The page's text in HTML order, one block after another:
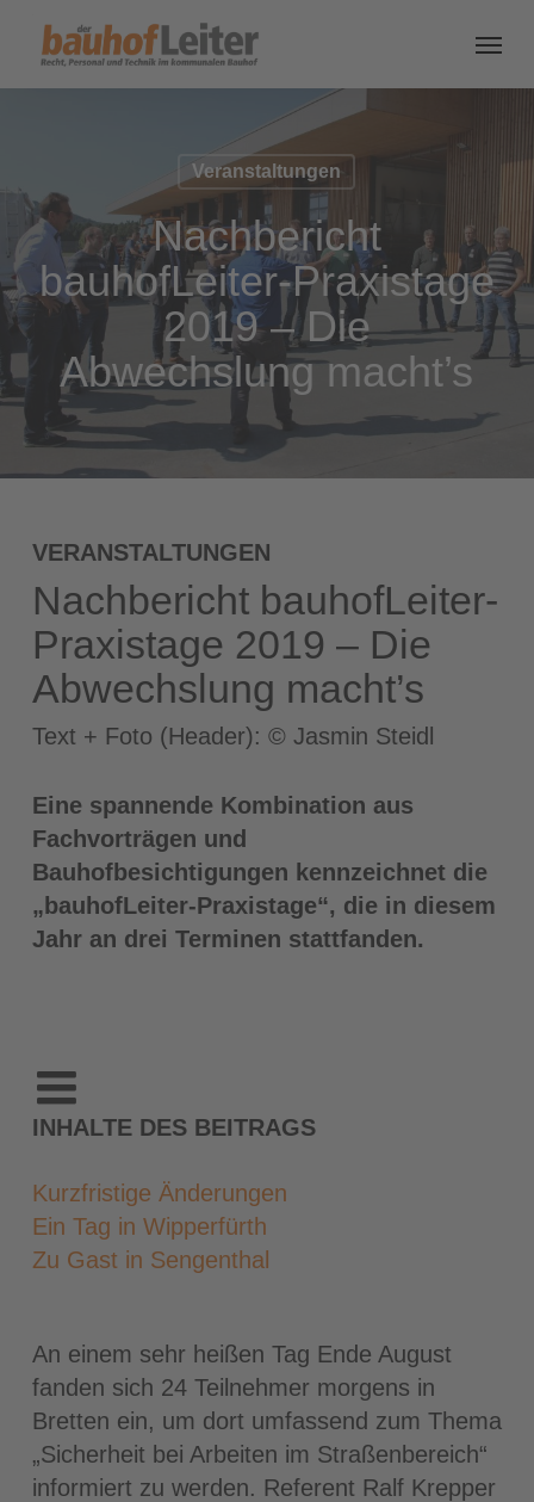
Veranstaltungen
Nachbericht
bauhofLeiter-Praxistage
2019 – Die
Abwechslung macht’s
VERANSTALTUNGEN
Nachbericht bauhofLeiter-
Praxistage 2019 – Die
Abwechslung macht’s
Text + Foto (Header): © Jasmin Steidl
Eine spannende Kombination aus
Fachvorträgen und
Bauhofbesichtigungen kennzeichnet die
„bauhofLeiter-Praxistage“, die in diesem
Jahr an drei Terminen stattfanden.
INHALTE DES BEITRAGS
Kurzfristige Änderungen
Ein Tag in Wipperfürth
Zu Gast in Sengenthal
An einem sehr heißen Tag Ende August
fanden sich 24 Teilnehmer morgens in
Bretten ein, um dort umfassend zum Thema
„Sicherheit bei Arbeiten im Straßenbereich“
informiert zu werden. Referent Ralf Krepper